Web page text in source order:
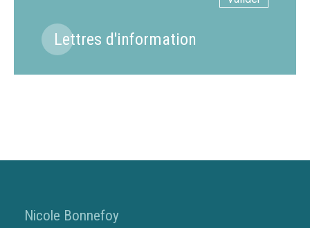
Lettres d'information
Nicole Bonnefoy